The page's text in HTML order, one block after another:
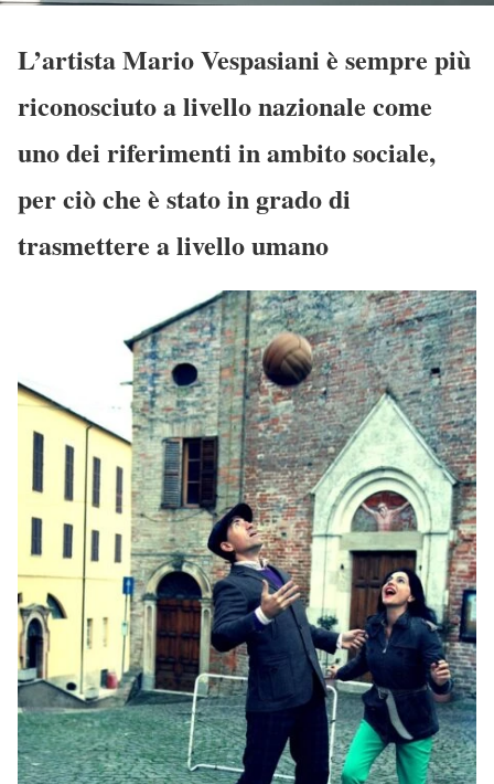
L’artista Mario Vespasiani è sempre più
riconosciuto a livello nazionale come
uno dei riferimenti in ambito sociale,
per ciò che è stato in grado di
trasmettere a livello umano